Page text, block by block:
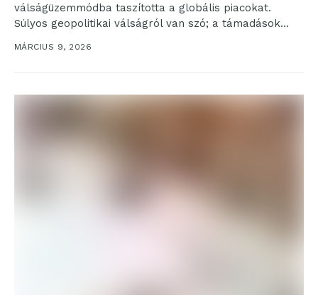
válságüzemmódba taszította a globális piacokat.
Súlyos geopolitikai válságról van szó; a támadások
célpontjai között számos fontos és kritikus...
MÁRCIUS 9, 2026